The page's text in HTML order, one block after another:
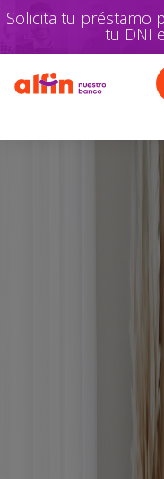
Solicita tu
DNI en